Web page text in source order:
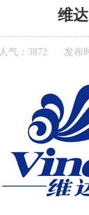
维达
人气：3872 发布